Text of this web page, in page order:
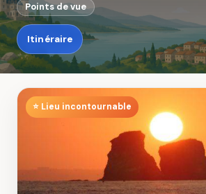
Points de vue
Itinéraire
⭐ Lieu incontournable